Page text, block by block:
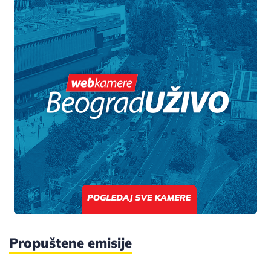
Propuštene emisije